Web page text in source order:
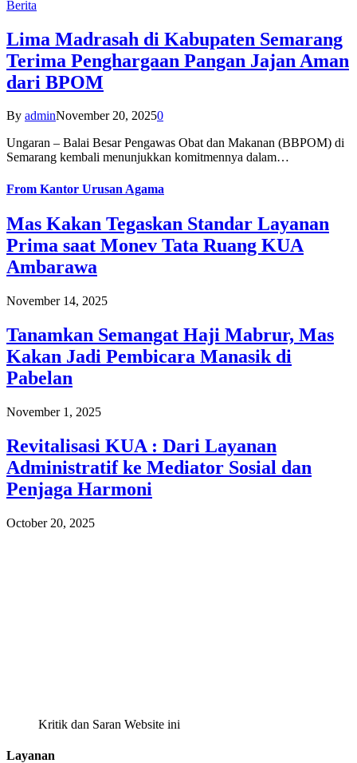
Berita
Lima Madrasah di Kabupaten Semarang
Terima Penghargaan Pangan Jajan Aman
dari BPOM
By adminNovember 20, 20250
Ungaran – Balai Besar Pengawas Obat dan Makanan (BBPOM) di
Semarang kembali menunjukkan komitmennya dalam…
From Kantor Urusan Agama
Mas Kakan Tegaskan Standar Layanan
Prima saat Monev Tata Ruang KUA
Ambarawa
November 14, 2025
Tanamkan Semangat Haji Mabrur, Mas
Kakan Jadi Pembicara Manasik di
Pabelan
November 1, 2025
Revitalisasi KUA : Dari Layanan
Administratif ke Mediator Sosial dan
Penjaga Harmoni
October 20, 2025
Kritik dan Saran Website ini
Layanan